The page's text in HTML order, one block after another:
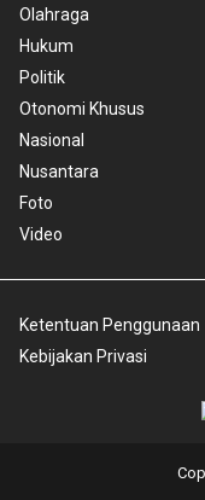
Olahraga
Hukum
Politik
Otonomi Khusus
Nasional
Nusantara
Foto
Video
Ketentuan Penggunaan
Kebijakan Privasi